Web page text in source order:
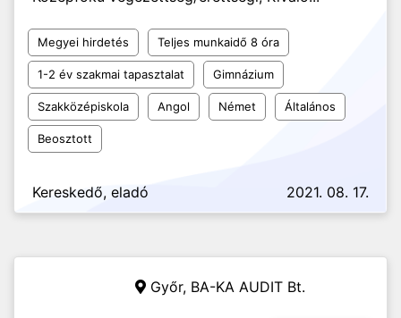
Megyei hirdetés Teljes munkaidő 8 óra
1-2 év szakmai tapasztalat Gimnázium
Szakközépiskola Angol Német Általános
Beosztott
Kereskedő, eladó 2021. 08. 17.
Győr, BA-KA AUDIT Bt.